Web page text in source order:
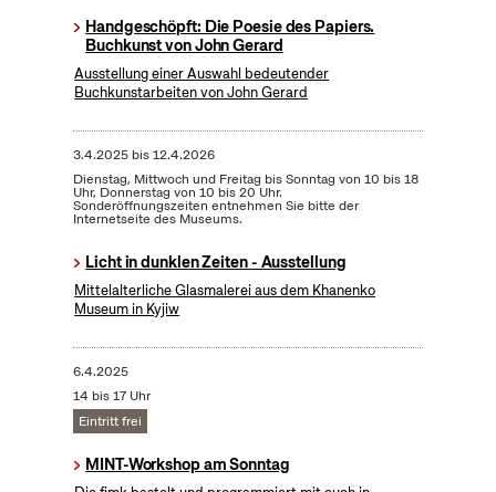
Handgeschöpft: Die Poesie des Papiers.
Buchkunst von John Gerard
Ausstellung einer Auswahl bedeutender
Buchkunstarbeiten von John Gerard
3.4.2025bis12.4.2026
Dienstag, Mittwoch und Freitag bis Sonntag von 10 bis 18
Uhr, Donnerstag von 10 bis 20 Uhr.
Sonderöffnungszeiten entnehmen Sie bitte der
Internetseite des Museums.
Licht in dunklen Zeiten - Ausstellung
Mittelalterliche Glasmalerei aus dem Khanenko
Museum in Kyjiw
6.4.2025
14 bis 17 Uhr
Eintritt frei
MINT-Workshop am Sonntag